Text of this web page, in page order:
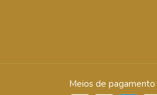
Meios de pagamento